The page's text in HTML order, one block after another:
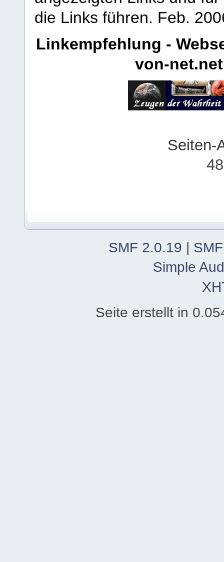
die Links führen. Feb.
Linkempfehlung -
von-net.net
Seiten-
SMF 2.0.19
Simple
Seite erstellt in